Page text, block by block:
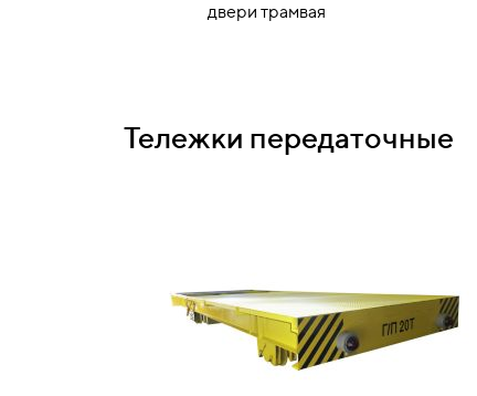
двери трамвая
Тележки передаточные